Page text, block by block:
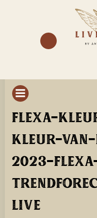
FLEXA-
KLEUR-
2023-
LIVE